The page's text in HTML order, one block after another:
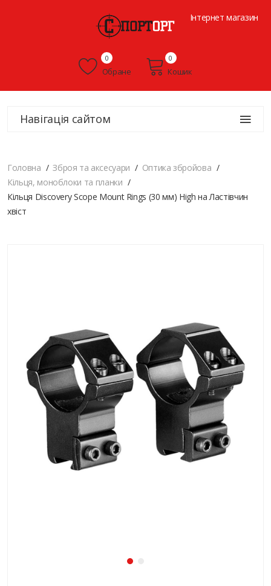
Інтернет магазин
Обране
0
Кошик
0
Навігація сайтом
Головна Зброя та аксесуари
Оптика збройова
Кільця, моноблоки та планки
Кільця Discovery Scope Mount Rings (30 мм) High на Ластівчин
хвіст